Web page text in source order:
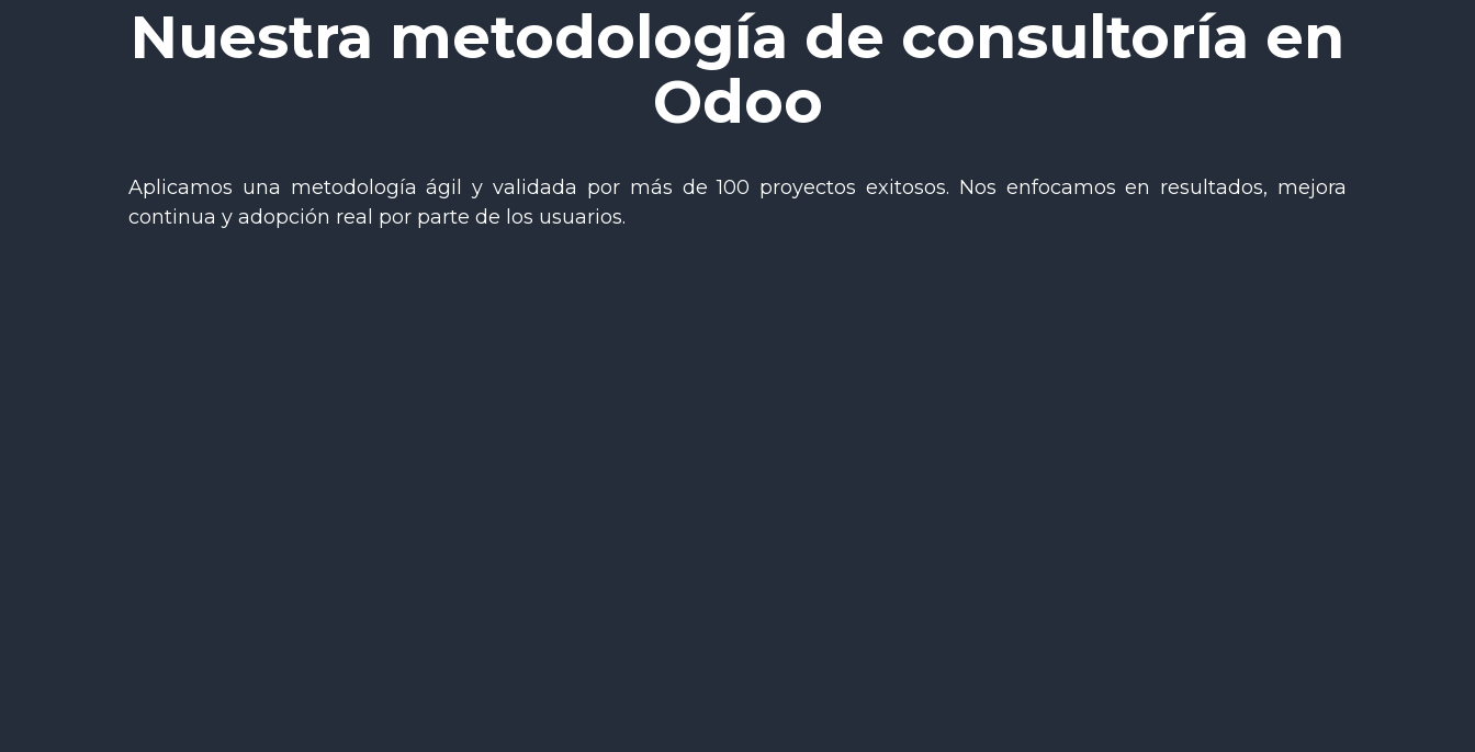
Nuestra metodología de consultoría en
Odoo
Aplicamos una metodología ágil y validada por más de 100 proyectos exitosos. Nos enfocamos en resultados, mejora
continua y adopción real por parte de los usuarios.